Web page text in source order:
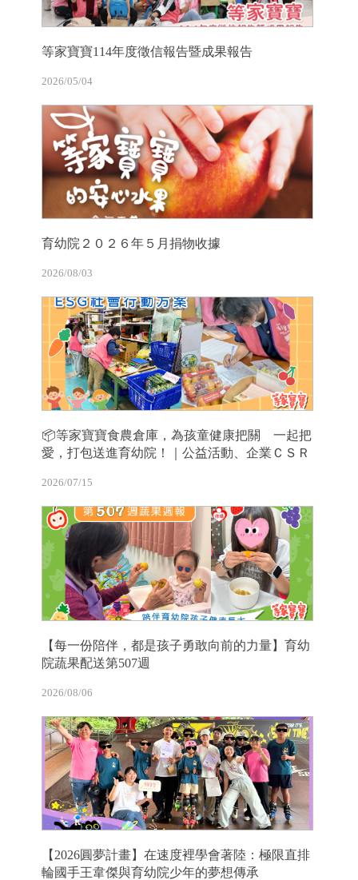
等家寶寶114年度徵信報告暨成果報告
2026/05/04
育幼院２０２６年５月捐物收據
2026/08/03
📦等家寶寶食農倉庫，為孩童健康把關 一起把
愛，打包送進育幼院！｜公益活動、企業ＣＳＲ
2026/07/15
【每一份陪伴，都是孩子勇敢向前的力量】育幼
院蔬果配送第507週
2026/08/06
【2026圓夢計畫】在速度裡學會著陸：極限直排
輪國手王韋傑與育幼院少年的夢想傳承